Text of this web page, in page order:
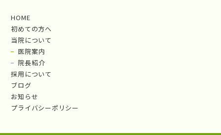
HOME
初めての方へ
当院について
医院案内
院長紹介
採用について
ブログ
お知らせ
プライバシーポリシー